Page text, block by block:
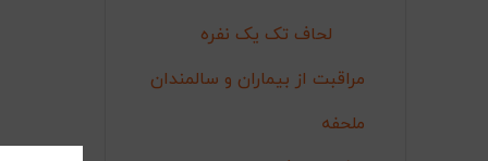
لحاف تک یک نفره
مراقبت از بیماران و سالمندان
ملحفه